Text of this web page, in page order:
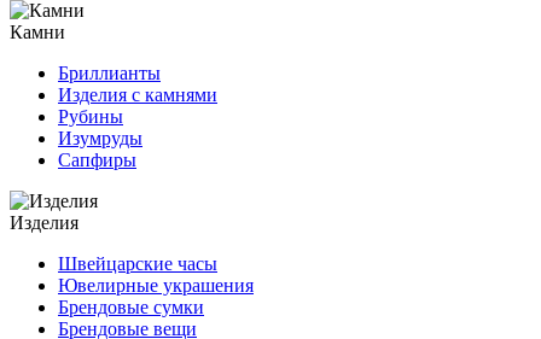
Камни
Бриллианты
Изделия с камнями
Рубины
Изумруды
Сапфиры
Изделия
Швейцарские часы
Ювелирные украшения
Брендовые сумки
Брендовые вещи